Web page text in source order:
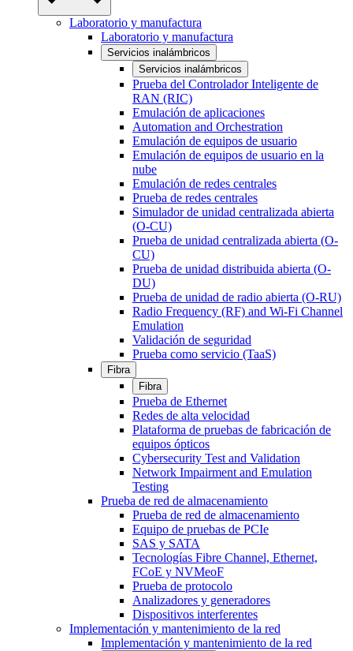
Laboratorio y manufactura
Laboratorio y manufactura
Servicios inalámbricos
Servicios inalámbricos
Prueba del Controlador Inteligente de
RAN (RIC)
Emulación de aplicaciones
Automation and Orchestration
Emulación de equipos de usuario
Emulación de equipos de usuario en la
nube
Emulación de redes centrales
Prueba de redes centrales
Simulador de unidad centralizada abierta
(O-CU)
Prueba de unidad centralizada abierta (O-
CU)
Prueba de unidad distribuida abierta (O-
DU)
Prueba de unidad de radio abierta (O-RU)
Radio Frequency (RF) and Wi-Fi Channel
Emulation
Validación de seguridad
Prueba como servicio (TaaS)
Fibra
Fibra
Prueba de Ethernet
Redes de alta velocidad
Plataforma de pruebas de fabricación de
equipos ópticos
Cybersecurity Test and Validation
Network Impairment and Emulation
Testing
Prueba de red de almacenamiento
Prueba de red de almacenamiento
Equipo de pruebas de PCIe
SAS y SATA
Tecnologías Fibre Channel, Ethernet,
FCoE y NVMeoF
Prueba de protocolo
Analizadores y generadores
Dispositivos interferentes
Implementación y mantenimiento de la red
Implementación y mantenimiento de la red